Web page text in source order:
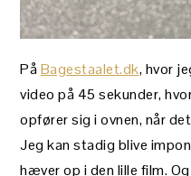
På Bagestaalet.dk, hvor
video på 45 sekunder,
opfører sig i ovnen, når
Jeg kan stadig blive
hæver op i den lille film.